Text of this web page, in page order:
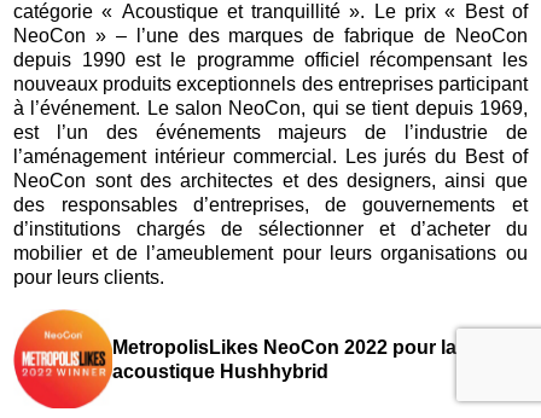
catégorie « Acoustique et tranquillité ». Le prix « Best of
NeoCon » – l’une des marques de fabrique de NeoCon
depuis 1990 est le programme officiel récompensant les
nouveaux produits exceptionnels des entreprises participant
à l’événement. Le salon NeoCon, qui se tient depuis 1969,
est l’un des événements majeurs de l’industrie de
l’aménagement intérieur commercial. Les jurés du Best of
NeoCon sont des architectes et des designers, ainsi que
des responsables d’entreprises, de gouvernements et
d’institutions chargés de sélectionner et d’acheter du
mobilier et de l’ameublement pour leurs organisations ou
pour leurs clients.
MetropolisLikes NeoCon 2022 pour la cabine
acoustique Hushhybrid